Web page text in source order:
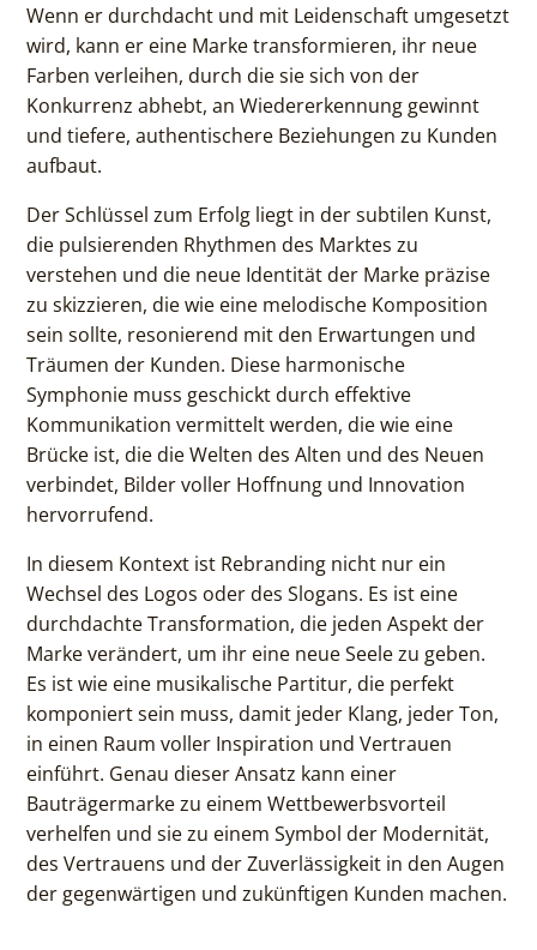
Wenn er durchdacht und mit Leidenschaft umgesetzt
wird, kann er eine Marke transformieren, ihr neue
Farben verleihen, durch die sie sich von der
Konkurrenz abhebt, an Wiedererkennung gewinnt
und tiefere, authentischere Beziehungen zu Kunden
aufbaut.
Der Schlüssel zum Erfolg liegt in der subtilen Kunst,
die pulsierenden Rhythmen des Marktes zu
verstehen und die neue Identität der Marke präzise
zu skizzieren, die wie eine melodische Komposition
sein sollte, resonierend mit den Erwartungen und
Träumen der Kunden. Diese harmonische
Symphonie muss geschickt durch effektive
Kommunikation vermittelt werden, die wie eine
Brücke ist, die die Welten des Alten und des Neuen
verbindet, Bilder voller Hoffnung und Innovation
hervorrufend.
In diesem Kontext ist Rebranding nicht nur ein
Wechsel des Logos oder des Slogans. Es ist eine
durchdachte Transformation, die jeden Aspekt der
Marke verändert, um ihr eine neue Seele zu geben.
Es ist wie eine musikalische Partitur, die perfekt
komponiert sein muss, damit jeder Klang, jeder Ton,
in einen Raum voller Inspiration und Vertrauen
einführt. Genau dieser Ansatz kann einer
Bauträgermarke zu einem Wettbewerbsvorteil
verhelfen und sie zu einem Symbol der Modernität,
des Vertrauens und der Zuverlässigkeit in den Augen
der gegenwärtigen und zukünftigen Kunden machen.